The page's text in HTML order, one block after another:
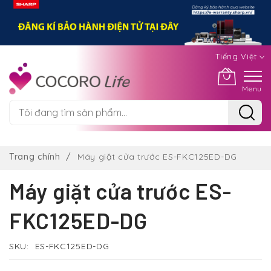
Tiếng Việt
Menu
nộiTrang chính Máy giặt cửa trước ES-FKC125ED-DG
Máy giặt cửa trước ES-
FKC125ED-DG
SKU ES-FKC125ED-DG